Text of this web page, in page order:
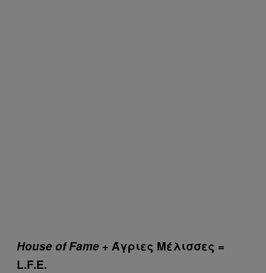
House of Fame + Άγριες Μέλισσες =
L.F.E.